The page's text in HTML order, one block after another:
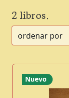
2 libros.
Nuevo